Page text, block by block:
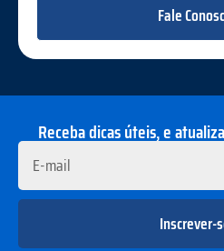
Fale
Receba dicas úteis, e
Inscrever-